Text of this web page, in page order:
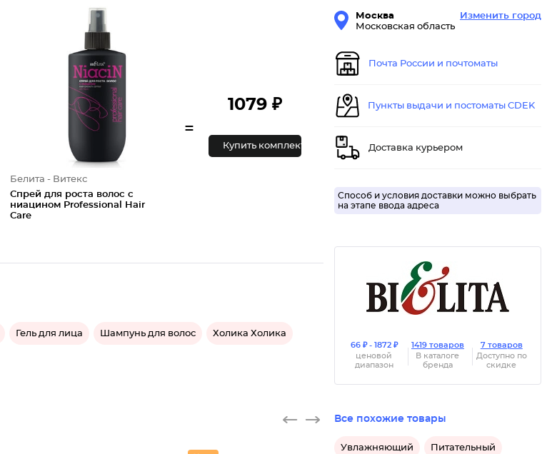
Белита - Витекс
Спрей для роста волос с
ниацином Professional Hair
Care
=
1079 ₽
Купить комплект
Гель для лица Шампунь для волос Холика Холика
Москва
Московская область
Изменить город
Почта России и почтоматы
Пункты выдачи и постоматы CDEK
Доставка курьером
Способ и условия доставки можно выбрать
на этапе ввода адреса
66 ₽ - 1872 ₽
ценовой
диапазон
1419 товаров
В каталоге
бренда
7 товаров
Доступно по
скидке
Все похожие товары
Увлажняющий Питательный